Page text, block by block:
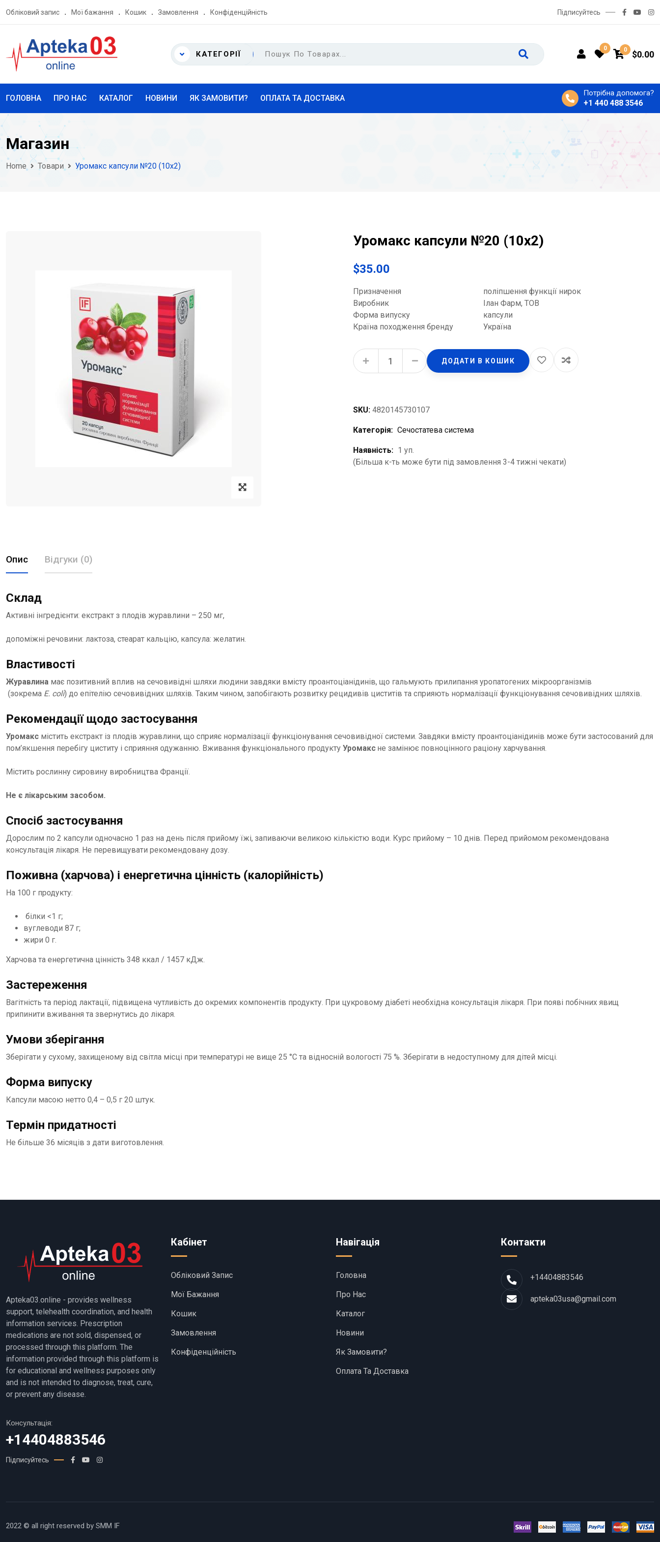
Обліковий запис Мої бажання Кошик Замовлення Конфіденційність Підписуйтесь
КАТЕГОРІЇ
0 0 $0.00
ГОЛОВНА ПРО НАС КАТАЛОГ НОВИНИ ЯК ЗАМОВИТИ? ОПЛАТА ТА ДОСТАВКА
Потрібна допомога?
+1 440 488 3546
Магазин
Home Товари Уромакс капсули №20 (10х2)
Уромакс капсули №20 (10х2)
$35.00
Призначення
поліпшення функції нирок
Виробник
Ілан Фарм, ТОВ
Форма випуску
капсули
Країна походження бренду
Україна
Уромакс капсули №20 (10х2) quantity
ДОДАТИ В КОШИК
SKU: 4820145730107
Категорія: Сечостатева система
Наявність: 1 уп.
(Більша к-ть може бути під замовлення 3-4 тижні чекати)
Опис Відгуки (0)
Склад
Активні інгредієнти: екстракт з плодiв журавлини – 250 мг,
допоміжні речовини: лактоза, стеарат кальцію, капсула: желатин.
Властивості
Журавлина має позитивний вплив на сечовивідні шляхи людини завдяки вмiсту проантоціанідинiв, що гальмують прилипання уропатогених мікроорганізмів
(зокрема E. coli) до епітелiю сечовивiдних шляхiв. Таким чином, запобiгають розвитку рецидивiв циститів та сприяють нормалiзацiї функцiонування сечовивiдних шляхів.
Рекомендації щодо застосування
Уромакс містить екстракт iз плодiв журавлини, що сприяє нормалiзацiї функцiонування сечовивідної системи. Завдяки вмісту проантоціанідинів може бути застосований для
пом’якшення перебігу циститу i сприяння одужанню. Вживання функціонального продукту Уромакс не замінює повноцінного раціону харчування.
Мiстить рослинну сировину виробництва Франції.
Не є лікарським засобом.
Спосіб застосування
Дорослим по 2 капсули одночасно 1 раз на день після прийому їжi, запиваючи великою кiлькiстю води. Курс прийому – 10 днiв. Перед прийомом рекомендована
консультація лікаря. Не перевищувати рекомендовану дозу.
Поживна (харчова) і енергетична цінність (калорійність)
На 100 г продукту:
білки <1 г;
вуглеводи 87 г;
жири 0 г.
Харчова та енергетична цінність 348 ккал / 1457 кДж.
Застереження
Вагітність та період лактації, підвищена чутливість до окремих компонентів продукту. При цукровому діабеті необхідна консультація лікаря. При появі побічних явищ
припинити вживання та звернутись до лікаря.
Умови зберігання
Зберігати у сухому, захищеному від світла місці при температурі не вище 25 °С та відносній вологості 75 %. Зберігати в недоступному для дітей місці.
Форма випуску
Капсули масою нетто 0,4 – 0,5 г 20 штук.
Термін придатності
Не більше 36 місяців з дати виготовлення.
Apteka03.online - provides wellness
support, telehealth coordination, and health
information services. Prescription
medications are not sold, dispensed, or
processed through this platform. The
information provided through this platform is
for educational and wellness purposes only
and is not intended to diagnose, treat, cure,
or prevent any disease.
Консультація:
+14404883546
Підписуйтесь
Кабінет
Обліковий Запис
Мої Бажання
Кошик
Замовлення
Конфіденційність
Навігація
Головна
Про Нас
Каталог
Новини
Як Замовити?
Оплата Та Доставка
Контакти
+14404883546
apteka03usa@gmail.com
2022 © all right reserved by SMM IF